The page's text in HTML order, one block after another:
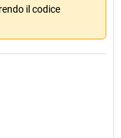
il codice